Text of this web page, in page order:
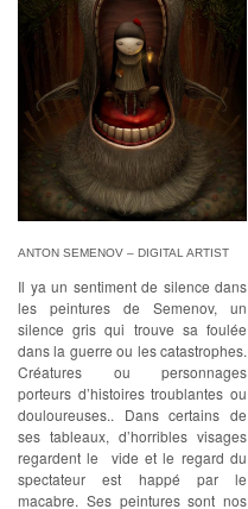
ANTON SEMENOV – DIGITAL ARTIST
Il ya un sentiment de silence dans
les peintures de Semenov, un
silence gris qui trouve sa foulée
dans la guerre ou les catastrophes.
Créatures ou personnages
porteurs d’histoires troublantes ou
douloureuses.. Dans certains de
ses tableaux, d’horribles visages
regardent le vide et le regard du
spectateur est happé par le
macabre. Ses peintures sont nos